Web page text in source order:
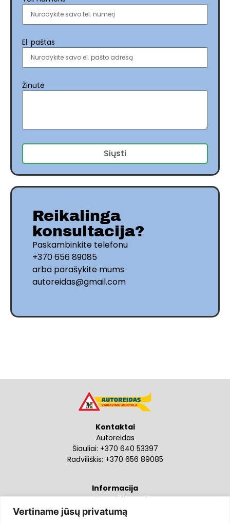
Vertiname jūsų privatumą
El. paštas
Žinutė
Siųsti
Reikalinga
konsultacija?
Paskambinkite telefonu
+370 656 89085
arba parašykite mums
autoreidas@gmail.com
Kontaktai
Autoreidas
Šiauliai: +370 640 53397
Radviliškis: +370 656 89085
Informacija
Mokymai ir kursai
Apie mus
Kontaktai ir rekvizitai